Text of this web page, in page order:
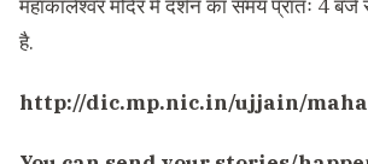
महाकालेश्वर मंदिर में दर्शन का समय प्रातः 4
है.
http://dic.mp.nic.in/ujjain/